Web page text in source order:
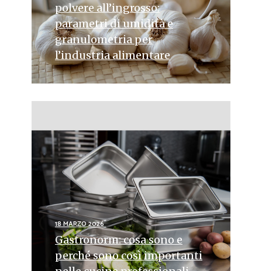
polvere all’ingrosso:
parametri di umidità e
granulometria per
l’industria alimentare
18 MARZO 2026
Gastronorm: cosa sono e
perché sono così importanti